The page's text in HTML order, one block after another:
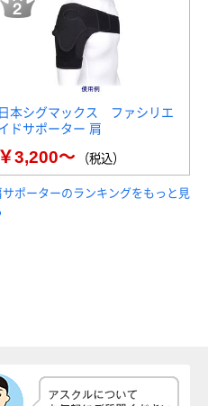
日本シグマックス ファシリエ
ドサポーター 肩
￥3,200～ （税込）
サポーターのランキングをもっと見